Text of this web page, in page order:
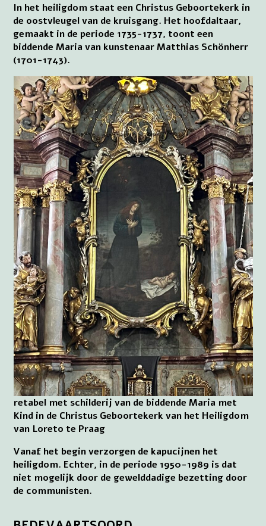
In het heiligdom staat een Christus Geboortekerk in
de oostvleugel van de kruisgang. Het hoofdaltaar,
gemaakt in de periode 1735-1737, toont een
biddende Maria van kunstenaar Matthias Schönherr
(1701-1743).
retabel met schilderij van de biddende Maria met
Kind in de Christus Geboortekerk van het Heiligdom
van Loreto te Praag
Vanaf het begin verzorgen de kapucijnen het
heiligdom. Echter, in de periode 1950-1989 is dat
niet mogelijk door de gewelddadige bezetting door
de communisten.